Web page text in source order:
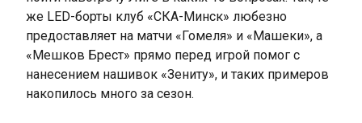
же LED-борты клуб «СКА-Минск» любезно
предоставляет на матчи «Гомеля» и «Машеки», а
«Мешков Брест» прямо перед игрой помог с
нанесением нашивок «Зениту», и таких примеров
накопилось много за сезон.